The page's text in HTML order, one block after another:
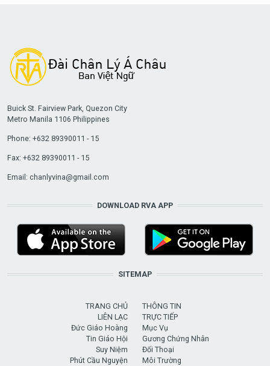
Buick St. Fairview Park, Quezon City
Metro Manila 1106 Philippines
Phone: +632 89390011 - 15
Fax: +632 89390011 - 15
Email: chanlyvina@gmail.com
DOWNLOAD RVA APP
SITEMAP
TRANG CHỦ
LIÊN LẠC
Đức Giáo Hoàng
Tin Giáo Hội
Suy Niệm
Phút Cầu Nguyện
THÔNG TIN
TRỰC TIẾP
Mục Vụ
Gương Chứng Nhân
Đối Thoại
Môi Trường